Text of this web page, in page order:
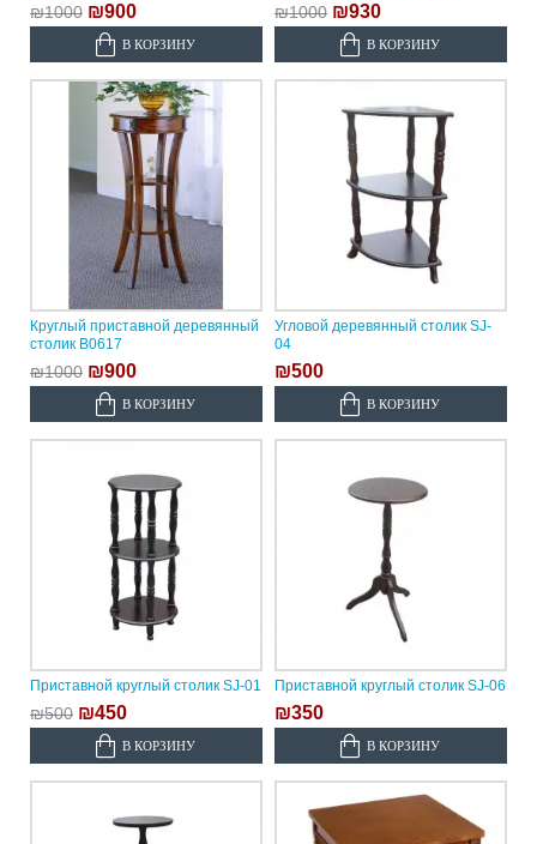
₪1000 ₪900
В КОРЗИНУ
₪1000 ₪930
В КОРЗИНУ
Круглый приставной деревянный
столик B0617
₪1000 ₪900
В КОРЗИНУ
Угловой деревянный столик SJ-
04
₪500
В КОРЗИНУ
Приставной круглый столик SJ-01
₪500 ₪450
В КОРЗИНУ
Приставной круглый столик SJ-06
₪350
В КОРЗИНУ